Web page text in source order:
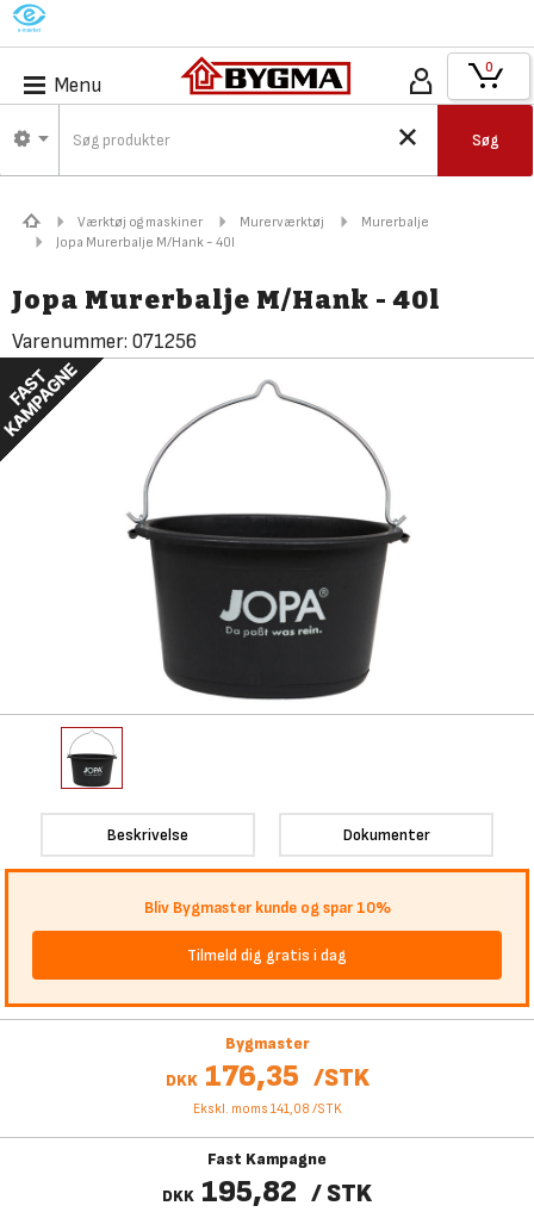
M
Menu
Søg
0
Værktøj og maskiner Murerværktøj
Murerbalje
Jopa Murerbalje M/Hank - 40l
Jopa Murerbalje M/Hank - 40l
Varenummer: 071256
Beskrivelse Dokumenter
Bliv Bygmaster kunde og spar 10%
Tilmeld dig gratis i dag
Bygmaster
DKK 176,35 /STK
Ekskl. moms 141,08 /STK
Fast Kampagne
DKK 195,82 /STK